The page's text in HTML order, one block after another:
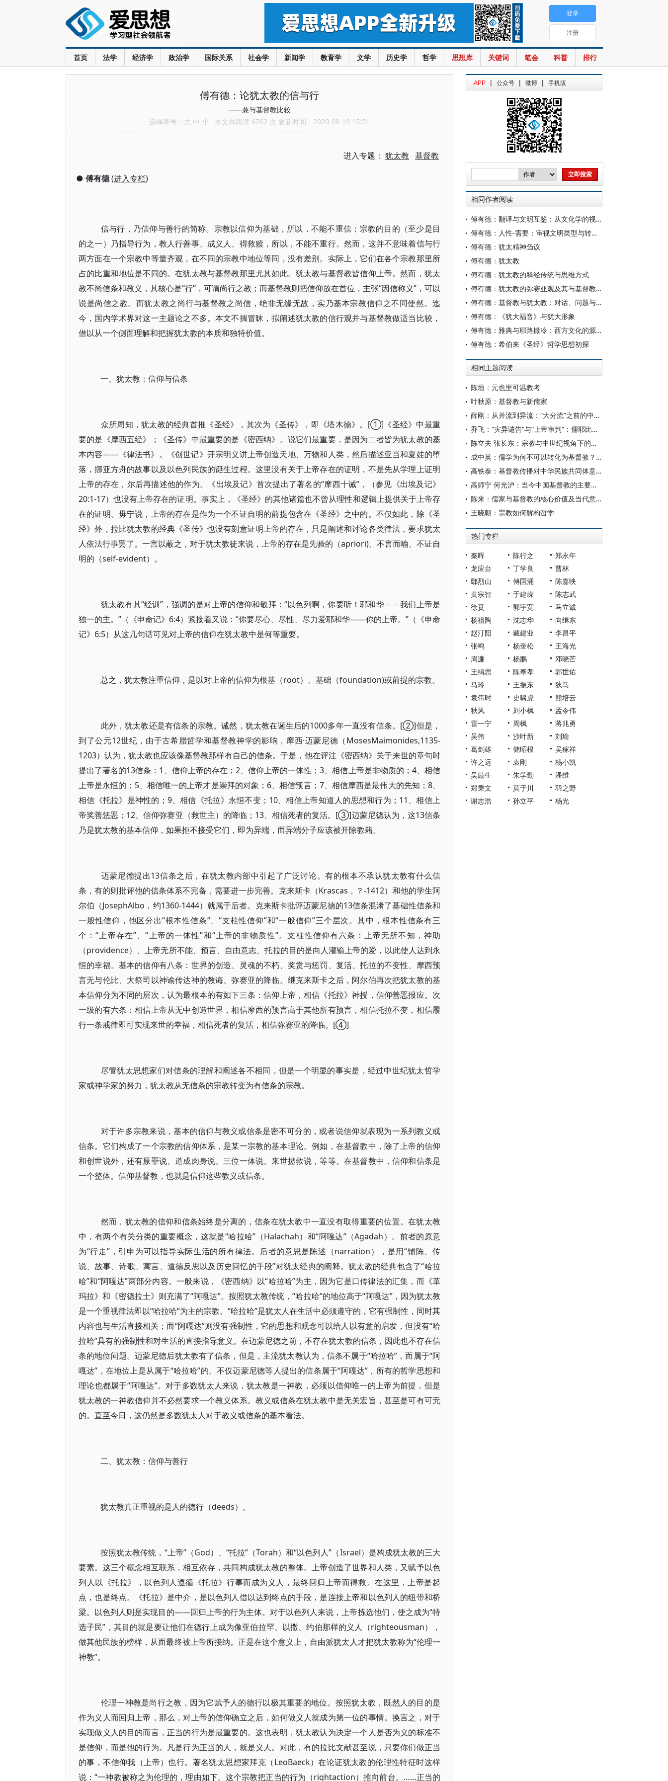
首页 法学 经济学 政治学 国际关系 社会学 新闻学 教育学 文学 历史学 哲学 思想库 关键词 笔会 科普 排行
登录
注册
傅有德：论犹太教的信与行
——兼与基督教比较
选择字号： 大 中 小 本文共阅读 6762 次 更新时间：2020-08-19 15:51
进入专题： 犹太教 基督教
● 傅有德(进入专栏)
信与行，乃信仰与善行的简称。宗教以信仰为基础，所以，不能不重信；宗教的目的（至少是目
的之一）乃指导行为，教人行善事、成义人、得救赎，所以，不能不重行。然而，这并不意味着信与行
两方面在一个宗教中等量齐观，在不同的宗教中地位等同，没有差别。实际上，它们在各个宗教那里所
占的比重和地位是不同的。在犹太教与基督教那里尤其如此。犹太教与基督教皆信仰上帝。然而，犹太
教不尚信条和教义，其核心是“行”，可谓尚行之教；而基督教则把信仰放在首位，主张“因信称义”，可以
说是尚信之教。而犹太教之尚行与基督教之尚信，绝非无缘无故，实乃基本宗教信仰之不同使然。迄
今，国内学术界对这一主题论之不多。本文不揣冒昧，拟阐述犹太教的信行观并与基督教做适当比较，
借以从一个侧面理解和把握犹太教的本质和独特价值。
一、犹太教：信仰与信条
众所周知，犹太教的经典首推《圣经》，其次为《圣传》，即《塔木德》。[①]《圣经》中最重
要的是《摩西五经》；《圣传》中最重要的是《密西纳》。说它们最重要，是因为二者皆为犹太教的基
本内容——《律法书》。《创世记》开宗明义讲上帝创造天地、万物和人类，然后描述亚当和夏娃的堕
落，挪亚方舟的故事以及以色列民族的诞生过程。这里没有关于上帝存在的证明，不是先从学理上证明
上帝的存在，尔后再描述他的作为。《出埃及记》首次提出了著名的“摩西十诫”，（参见《出埃及记》
20:1-17）也没有上帝存在的证明。事实上，《圣经》的其他诸篇也不曾从理性和逻辑上提供关于上帝存
在的证明。毋宁说，上帝的存在是作为一个不证自明的前提包含在《圣经》之中的。不仅如此，除《圣
经》外，拉比犹太教的经典《圣传》也没有刻意证明上帝的存在，只是阐述和讨论各类律法，要求犹太
人依法行事罢了。一言以蔽之，对于犹太教徒来说，上帝的存在是先验的（apriori)、不言而喻、不证自
明的（self-evident）。
犹太教有其“经训”，强调的是对上帝的信仰和敬拜：“以色列啊，你要听！耶和华－－我们上帝是
独一的主。”（《申命记》6:4）紧接着又说：“你要尽心、尽性、尽力爱耶和华——你的上帝。”（《申命
记》6:5）从这几句话可见对上帝的信仰在犹太教中是何等重要。
总之，犹太教注重信仰，是以对上帝的信仰为根基（root）、基础（foundation)或前提的宗教。
此外，犹太教还是有信条的宗教。诚然，犹太教在诞生后的1000多年一直没有信条。[②]但是，
到了公元12世纪，由于古希腊哲学和基督教神学的影响，摩西·迈蒙尼德（MosesMaimonides,1135-
1203）认为，犹太教也应该像基督教那样有自己的信条。于是，他在评注《密西纳》关于来世的章句时
提出了著名的13信条：1、信仰上帝的存在；2、信仰上帝的一体性；3、相信上帝是非物质的；4、相信
上帝是永恒的；5、相信唯一的上帝才是崇拜的对象；6、相信预言；7、相信摩西是最伟大的先知；8、
相信《托拉》是神性的；9、相信《托拉》永恒不变；10、相信上帝知道人的思想和行为；11、相信上
帝奖善惩恶；12、信仰弥赛亚（救世主）的降临；13、相信死者的复活。[③]迈蒙尼德认为，这13信条
乃是犹太教的基本信仰，如果拒不接受它们，即为异端，而异端分子应该被开除教籍。
迈蒙尼德提出13信条之后，在犹太教内部中引起了广泛讨论。有的根本不承认犹太教有什么信
条，有的则批评他的信条体系不完备，需要进一步完善。克来斯卡（Krascas，？-1412）和他的学生阿
尔伯（JosephAlbo，约1360-1444）就属于后者。克来斯卡批评迈蒙尼德的13信条混淆了基础性信条和
一般性信仰，他区分出“根本性信条”、“支柱性信仰”和“一般信仰”三个层次。其中，根本性信条有三
个：“上帝存在”、“上帝的一体性”和“上帝的非物质性”。支柱性信仰有六条：上帝无所不知，神助
（providence）、上帝无所不能、预言、自由意志、托拉的目的是向人灌输上帝的爱，以此使人达到永
恒的幸福。基本的信仰有八条：世界的创造、灵魂的不朽、奖赏与惩罚、复活、托拉的不变性、摩西预
言无与伦比、大祭司以神谕传达神的教诲、弥赛亚的降临。继克来斯卡之后，阿尔伯再次把犹太教的基
本信仰分为不同的层次，认为最根本的有如下三条：信仰上帝，相信《托拉》神授，信仰善恶报应。次
一级的有六条：相信上帝从无中创造世界，相信摩西的预言高于其他所有预言，相信托拉不变，相信履
行一条戒律即可实现来世的幸福，相信死者的复活，相信弥赛亚的降临。[④]
尽管犹太思想家们对信条的理解和阐述各不相同，但是一个明显的事实是，经过中世纪犹太哲学
家或神学家的努力，犹太教从无信条的宗教转变为有信条的宗教。
对于许多宗教来说，基本的信仰与教义或信条是密不可分的，或者说信仰就表现为一系列教义或
信条。它们构成了一个宗教的信仰体系，是某一宗教的基本理论。例如，在基督教中，除了上帝的信仰
和创世说外，还有原罪说、道成肉身说、三位一体说、来世拯救说，等等。在基督教中，信仰和信条是
一个整体。信仰基督教，也就是信仰这些教义或信条。
然而，犹太教的信仰和信条始终是分离的，信条在犹太教中一直没有取得重要的位置。在犹太教
中，有两个有关分类的重要概念，这就是“哈拉哈”（Halachah）和“阿嘎达”（Agadah）。前者的原意
为“行走”，引申为可以指导实际生活的所有律法。后者的意思是陈述（narration），是用“铺陈、传
说、故事、诗歌、寓言、道德反思以及历史回忆的手段”对犹太经典的阐释。犹太教的经典包含了“哈拉
哈”和“阿嘎达”两部分内容。一般来说，《密西纳》以“哈拉哈”为主，因为它是口传律法的汇集，而《革
玛拉》和《密德拉士》则充满了“阿嘎达”。按照犹太教传统，“哈拉哈”的地位高于“阿嘎达”，因为犹太教
是一个重视律法即以“哈拉哈”为主的宗教。“哈拉哈”是犹太人在生活中必须遵守的，它有强制性，同时其
内容也与生活直接相关；而“阿嘎达”则没有强制性，它的思想和观念可以给人以有意的启发，但没有“哈
拉哈”具有的强制性和对生活的直接指导意义。在迈蒙尼德之前，不存在犹太教的信条，因此也不存在信
条的地位问题。迈蒙尼德后犹太教有了信条，但是，主流犹太教认为，信条不属于“哈拉哈”，而属于“阿
嘎达”，在地位上是从属于“哈拉哈”的。不仅迈蒙尼德等人提出的信条属于“阿嘎达”，所有的哲学思想和
理论也都属于“阿嘎达”。对于多数犹太人来说，犹太教是一神教，必须以信仰唯一的上帝为前提，但是
犹太教的一神教信仰并不必然要求一个教义体系。教义或信条在犹太教中是无关宏旨，甚至是可有可无
的。直至今日，这仍然是多数犹太人对于教义或信条的基本看法。
二、犹太教：信仰与善行
犹太教真正重视的是人的德行（deeds）。
按照犹太教传统，“上帝”（God）、“托拉”（Torah）和“以色列人”（Israel）是构成犹太教的三大
要素。这三个概念相互联系，相互依存，共同构成犹太教的整体。上帝创造了世界和人类，又赋予以色
列人以《托拉》，以色列人遵循《托拉》行事而成为义人，最终回归上帝而得救。在这里，上帝是起
点，也是终点。《托拉》是中介，是以色列人借以达到终点的手段，是连接上帝和以色列人的纽带和桥
梁。以色列人则是实现目的——回归上帝的行为主体。对于以色列人来说，上帝拣选他们，使之成为“特
选子民”，其目的就是要让他们在德行上成为像亚伯拉罕、以撒、约伯那样的义人（righteousman），
做其他民族的榜样，从而最终被上帝所接纳。正是在这个意义上，自由派犹太人才把犹太教称为“伦理一
神教”。
伦理一神教是尚行之教，因为它赋予人的德行以极其重要的地位。按照犹太教，既然人的目的是
作为义人而回归上帝，那么，对上帝的信仰确立之后，如何做义人就成为第一位的事情。换言之，对于
实现做义人的目的而言，正当的行为是最重要的。这也表明，犹太教认为决定一个人是否为义的标准不
是信仰，而是他的行为。凡是行为正当的人，就是义人。对此，有的拉比文献甚至说，只要你们做正当
的事，不信仰我（上帝）也行。著名犹太思想家拜克（LeoBaeck）在论证犹太教的伦理性特征时这样
说：“一神教被称之为伦理的，理由如下。这个宗教把正当的行为（rightaction）推向前台。……正当的
APP | 公众号 | 微博 | 手机版
相同作者阅读
傅有德：翻译与文明互鉴：从文化学的视角看
傅有德：人性-需要：审视文明类型与转型的新维度
傅有德：犹太精神刍议
傅有德：犹太教
傅有德：犹太教的释经传统与思维方式
傅有德：犹太教的弥赛亚观及其与基督教的分歧
傅有德：基督教与犹太教：对话、问题与前景
傅有德：《犹大福音》与犹大形象
傅有德：雅典与耶路撒冷：西方文化的源流与生命力
傅有德：希伯来《圣经》哲学思想初探
相同主题阅读
陈垣：元也里可温教考
叶秋原：基督教与新儒家
薛刚：从并流到异流：“大分流”之前的中国与欧洲
乔飞：“灾异谴告”与“上帝审判”：儒耶比较视野中的权力超验制约
陈立夫 张长东：宗教与中世纪视角下的欧洲国家形成
成中英：儒学为何不可以转化为基督教？——诠释性转化限制考辨
高铁泰：基督教传播对中华民族共同体意识的影响及应对
高师宁 何光沪：当今中国基督教的主要问题与解决设想
陈来：儒家与基督教的核心价值及当代意义
王晓朝：宗教如何解构哲学
热门专栏
秦晖 陈行之
郑永年
龙应台
丁学良
曹林
鄢烈山
傅国涌
陈嘉映
黄宗智
于建嵘
陈志武
徐贲
郭宇宽
马立诚
杨祖陶
沈志华
向继东
赵汀阳
戴建业
李昌平
张鸣
杨奎松
王海光
周濂
杨鹏
邓晓芒
王缉思
陈奉孝
郭世佑
马玲
王振东
狄马
袁伟时
史啸虎
熊培云
秋风
刘小枫
孟令伟
雷一宁
周枫
蒋兆勇
吴伟
沙叶新
刘瑜
葛剑雄
储昭根
吴稼祥
许之远
袁刚
杨小凯
吴励生
朱学勤
潘维
郑秉文
莫于川
羽之野
谢志浩
孙立平 杨光